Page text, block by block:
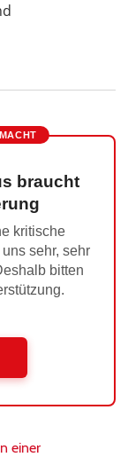
braucht
kritische
sehr, sehr
bitten
einer